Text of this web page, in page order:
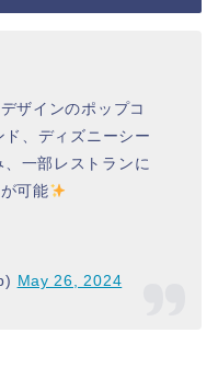
ザインのポップコ
、ディズニーシー
一部レストランに
可能
May 26, 2024